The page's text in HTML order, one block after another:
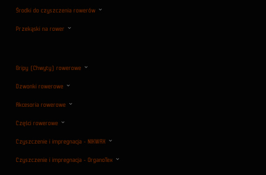
Środki do czyszczenia rowerów
Przekąski na rower
Gripy (Chwyty) rowerowe
Dzwonki rowerowe
Akcesoria rowerowe
Części rowerowe
Czyszczenie i impregnacja - NIKWAX
Czyszczenie i impregnacja - OrganoTex